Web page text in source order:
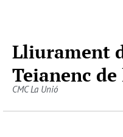
Lliurament
Teianenc
CMC La Unió